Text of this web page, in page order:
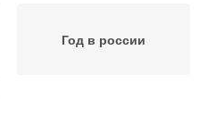
Год в россии